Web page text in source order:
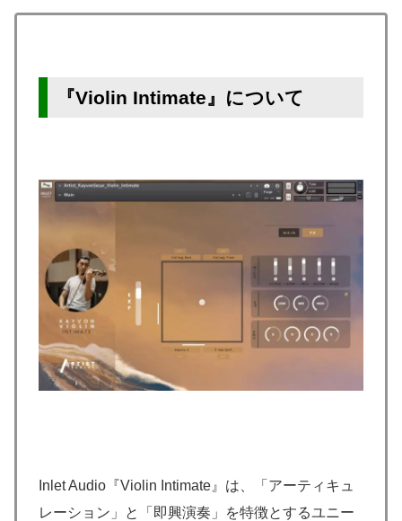
『Violin Intimate』について
Inlet Audio『Violin Intimate』は、「アーティキュ
レーション」と「即興演奏」を特徴とするユニー